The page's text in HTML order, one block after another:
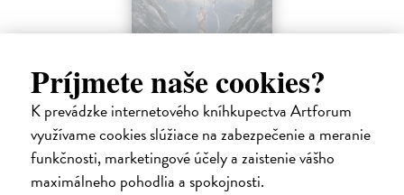
Príjmete naše cookies?
K prevádzke internetového kníhkupectva Artforum
využívame cookies slúžiace na zabezpečenie a meranie
funkčnosti, marketingové účely a zaistenie vášho
maximálneho pohodlia a spokojnosti.
Pád Gondolinu
Tolkien J.R.R.| Kniha
Legenda o páde Gondolinu hovorí o boji dvoch najväčších mocností
sveta. Zlo predstavuje Morgoth, najhorší zo všetkých, vodca
obrovských armád, ktoré riadi zo svojej železnej pevnosti.
Na sklade